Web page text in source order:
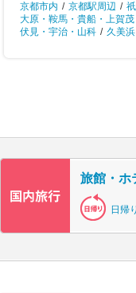
京都市内 / 京都駅周辺 /
大原・鞍馬・貴船・上賀茂
伏見・宇治・山科 / 久美
旅館・ホ
日帰